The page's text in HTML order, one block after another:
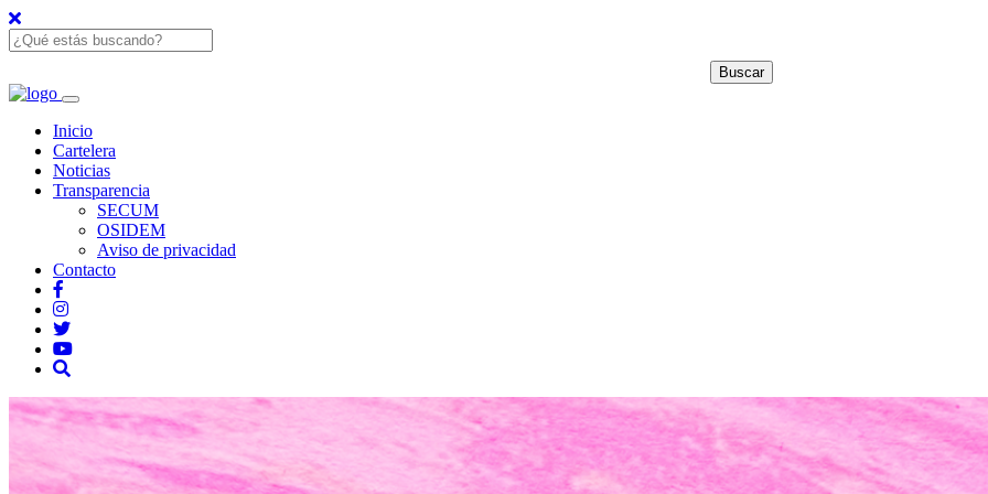
Inicio
Cartelera
Noticias
Transparencia
SECUM
OSIDEM
Aviso de privacidad
Contacto